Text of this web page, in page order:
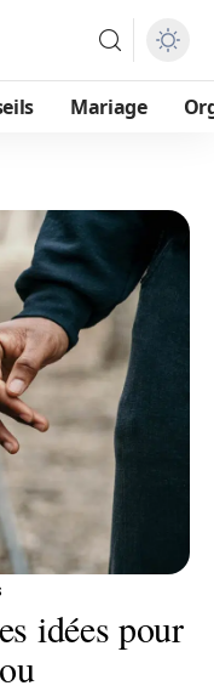
Mariage
idées pour